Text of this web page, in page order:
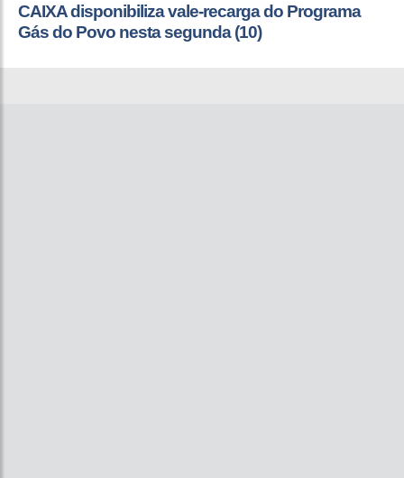
CAIXA disponibiliza vale-recarga do Programa
Gás do Povo nesta segunda (10)